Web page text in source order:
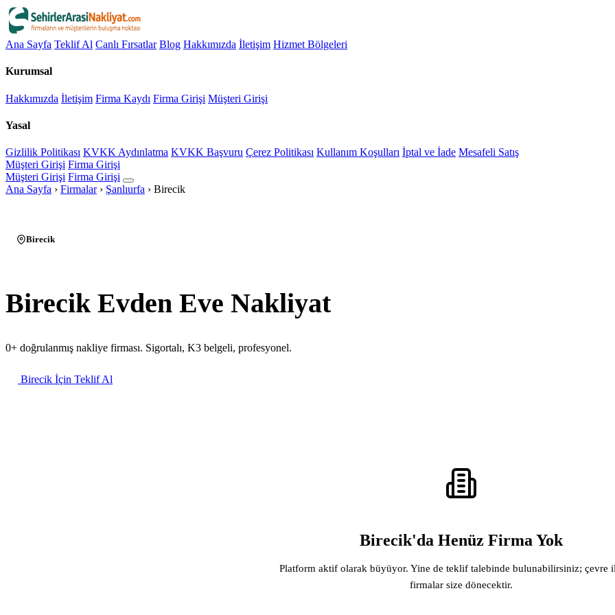
Ana Sayfa Teklif Al Canlı Fırsatlar Blog Hakkımızda İletişim Hizmet Bölgeleri
Kurumsal
Hakkımızda İletişim Firma Kaydı Firma Girişi Müşteri Girişi
Yasal
Gizlilik Politikası KVKK Aydınlatma KVKK Başvuru Çerez Politikası Kullanım Koşulları İptal ve İade Mesafeli Satış
Müşteri Girişi Firma Girişi
Müşteri Girişi Firma Girişi
Ana Sayfa › Firmalar › Şanlıurfa › Birecik
Birecik
Birecik Evden Eve Nakliyat
0+ doğrulanmış nakliye firması. Sigortalı, K3 belgeli, profesyonel.
Birecik İçin Teklif Al
Birecik'da Henüz Firma Yok
Platform aktif olarak büyüyor. Yine de teklif talebinde bulunabilirsiniz; çevre
firmalar size dönecektir.